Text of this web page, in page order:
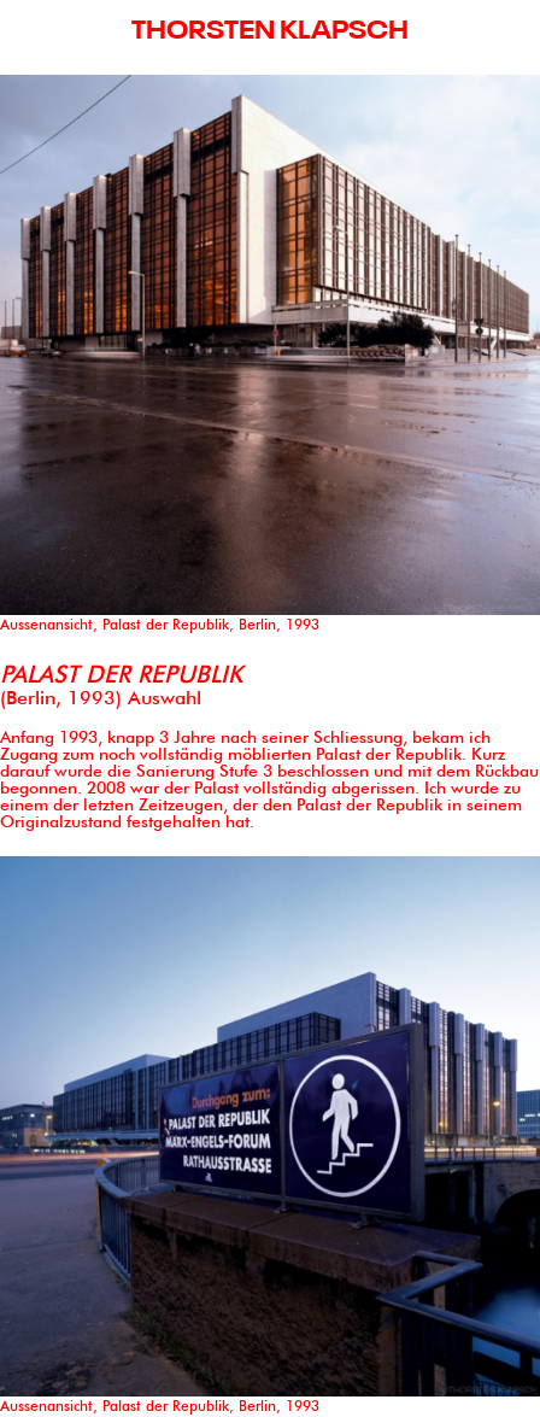
THORSTEN KLAPSCH
Aussenansicht, Palast der Republik, Berlin, 1993
PALAST DER REPUBLIK
(Berlin, 1993) Auswahl
Anfang 1993, knapp 3 Jahre nach seiner Schliessung, bekam ich
Zugang zum noch vollständig möblierten Palast der Republik. Kurz
darauf wurde die Sanierung Stufe 3 beschlossen und mit dem Rückbau
begonnen. 2008 war der Palast vollständig abgerissen. Ich wurde zu
einem der letzten Zeitzeugen, der den Palast der Republik in seinem
Originalzustand festgehalten hat.
Aussenansicht, Palast der Republik, Berlin, 1993